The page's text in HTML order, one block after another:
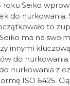
roku Seiko
do nurkowania,
to
ma na
innymi
do
nurkowania z
ISO 6425.